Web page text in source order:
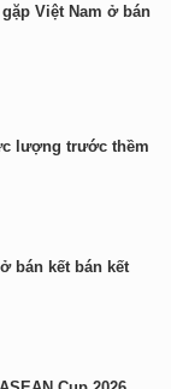
Việt Nam ở bán
lượng trước thềm
bán kết bán kết